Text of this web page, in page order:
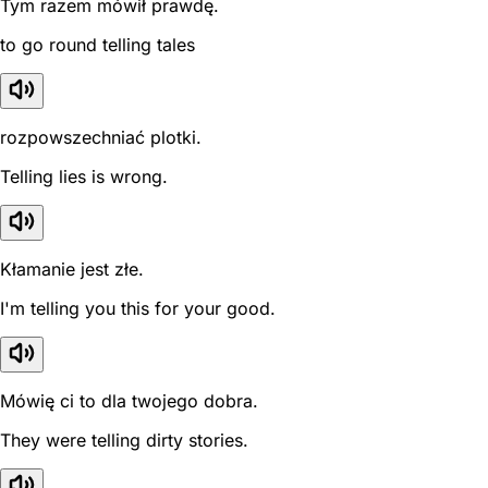
Tym razem mówił prawdę.
to go round telling tales
rozpowszechniać plotki.
Telling lies is wrong.
Kłamanie jest złe.
I'm telling you this for your good.
Mówię ci to dla twojego dobra.
They were telling dirty stories.